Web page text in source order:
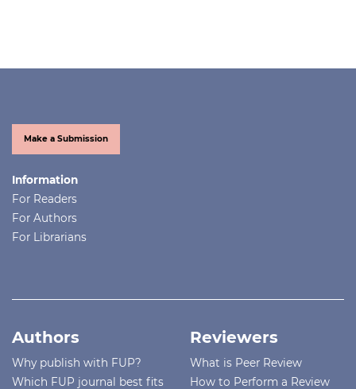
Make a Submission
Information
For Readers
For Authors
For Librarians
Authors
Why publish with FUP?
Which FUP journal best fits
Reviewers
What is Peer Review
How to Perform a Review